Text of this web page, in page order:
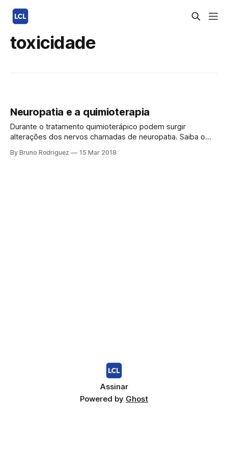
toxicidade
Neuropatia e a quimioterapia
Durante o tratamento quimioterápico podem surgir
alterações dos nervos chamadas de neuropatia. Saiba o
estruturas que fazem parte do sistema nervoso e são
By Bruno Rodriguez 15 Mar 2018
Assinar
Powered by Ghost